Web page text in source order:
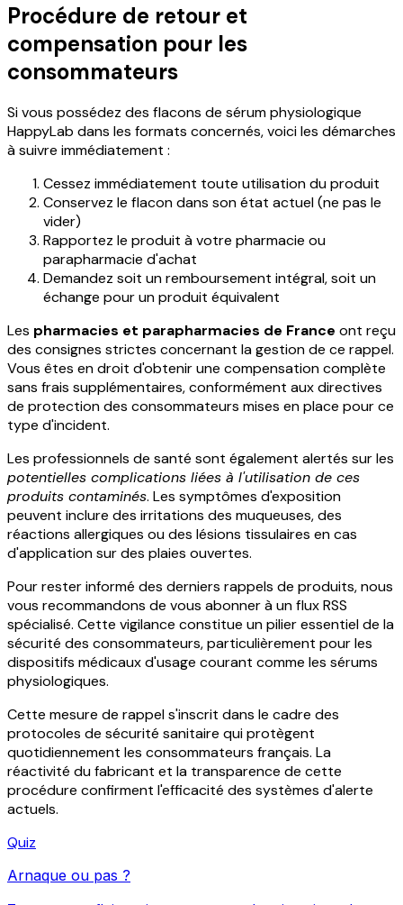
Procédure de retour et
compensation pour les
consommateurs
Si vous possédez des flacons de sérum physiologique
HappyLab dans les formats concernés, voici les démarches
à suivre immédiatement :
Cessez immédiatement toute utilisation du produit
Conservez le flacon dans son état actuel (ne pas le
vider)
Rapportez le produit à votre pharmacie ou
parapharmacie d'achat
Demandez soit un remboursement intégral, soit un
échange pour un produit équivalent
Les pharmacies et parapharmacies de France ont reçu
des consignes strictes concernant la gestion de ce rappel.
Vous êtes en droit d'obtenir une compensation complète
sans frais supplémentaires, conformément aux directives
de protection des consommateurs mises en place pour ce
type d'incident.
Les professionnels de santé sont également alertés sur les
potentielles complications liées à l'utilisation de ces
produits contaminés. Les symptômes d'exposition
peuvent inclure des irritations des muqueuses, des
réactions allergiques ou des lésions tissulaires en cas
d'application sur des plaies ouvertes.
Pour rester informé des derniers rappels de produits, nous
vous recommandons de vous abonner à un flux RSS
spécialisé. Cette vigilance constitue un pilier essentiel de la
sécurité des consommateurs, particulièrement pour les
dispositifs médicaux d'usage courant comme les sérums
physiologiques.
Cette mesure de rappel s'inscrit dans le cadre des
protocoles de sécurité sanitaire qui protègent
quotidiennement les consommateurs français. La
réactivité du fabricant et la transparence de cette
procédure confirment l'efficacité des systèmes d'alerte
actuels.
Quiz
Arnaque ou pas ?